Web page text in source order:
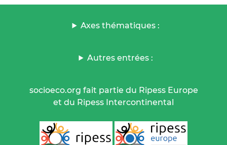
Axes thématiques :
Autres entrées :
socioeco.org fait partie du Ripess Europe
et du Ripess Intercontinental